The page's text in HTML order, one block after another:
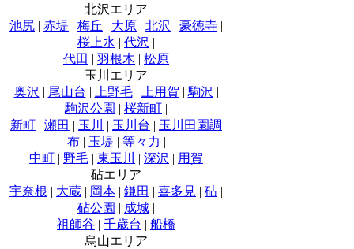
北沢エリア
池尻 | 赤堤 | 梅丘 | 大原 | 北沢 | 豪徳寺 |
桜上水 | 代沢 |
代田 | 羽根木 | 松原
玉川エリア
奥沢 | 尾山台 | 上野毛| 上用賀 | 駒沢 |
駒沢公園 | 桜新町 |
新町 | 瀬田 | 玉川 | 玉川台 | 玉川田園調
布| 玉堤 | 等々力 |
中町 | 野毛 | 東玉川 | 深沢 | 用賀
砧エリア
宇奈根 | 大蔵 | 岡本 | 鎌田 | 喜多見 | 砧 |
砧公園 | 成城 |
祖師谷 | 千歳台 | 船橋
烏山エリア